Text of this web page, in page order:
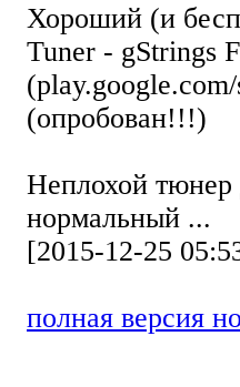
Хороший (и
Tuner - gStrings
(опробован!!!)
Неплохой
нормальный ...
[2015-12-25
полная версия